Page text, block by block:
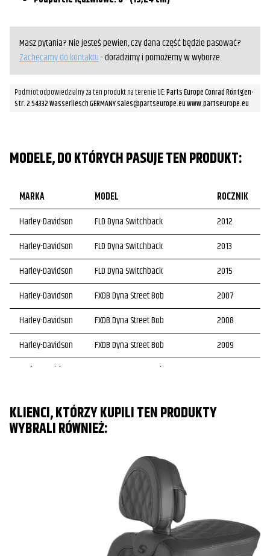
Masz pytania? Nie jesteś pewien, czy dana część będzie pasować?
Zachęcamy do kontaktu- doradzimy i pomożemy w wyborze.
Podmiot odpowiedzialny za ten produkt na terenie UE:Parts Europe Conrad Röntgen-
Str. 2 54332 Wasserliesch GERMANY sales@partseurope.eu www.partseurope.eu
MODELE, DO KTÓRYCH PASUJE TEN PRODUKT:
MARKA MODEL
ROCZNIK
Harley-Davidson
FLD Dyna Switchback
2012
Harley-Davidson
FLD Dyna Switchback
2013
Harley-Davidson
FLD Dyna Switchback
2015
Harley-Davidson
FXDB Dyna Street Bob
2007
Harley-Davidson
FXDB Dyna Street Bob
2008
Harley-Davidson
FXDB Dyna Street Bob
2009
Harley-Davidson
FXDB Dyna Street Bob
Harley-Davidson
FXDB Dyna Street Bob
FXDB Dyna Street Bob
FXDB Dyna Street Bob
FXDB Dyna Street Bob
2016
FXDB Dyna Street Bob 2017
KLIENCI, KTÓRZY KUPILI TEN PRODUKTY
WYBRALI RÓWNIEŻ: